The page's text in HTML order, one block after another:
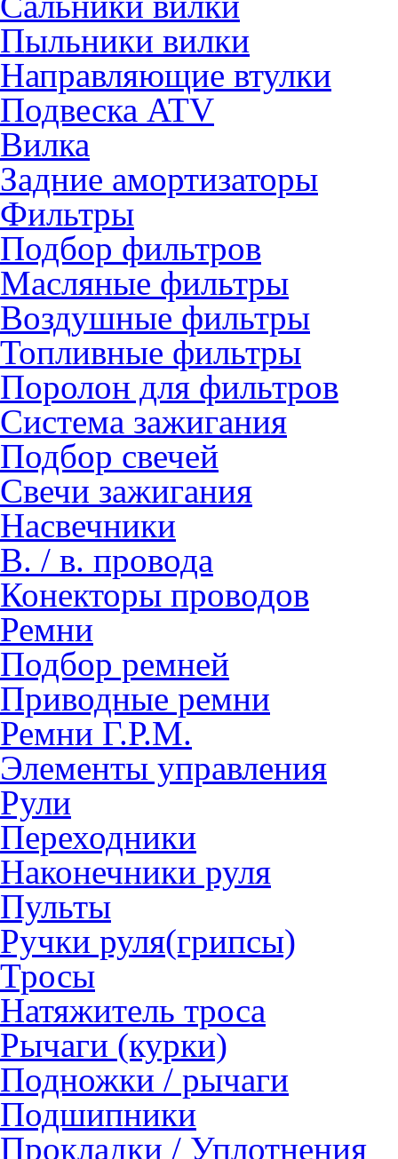
Пыльники вилки
Направляющие втулки
Подвеска ATV
Вилка
Задние амортизаторы
Фильтры
Подбор фильтров
Масляные фильтры
Воздушные фильтры
Топливные фильтры
Поролон для фильтров
Система зажигания
Подбор свечей
Свечи зажигания
Насвечники
В. / в. провода
Конекторы проводов
Ремни
Подбор ремней
Приводные ремни
Ремни Г.Р.М.
Элементы управления
Рули
Переходники
Наконечники руля
Пульты
Ручки руля(грипсы)
Тросы
Натяжитель троса
Рычаги (курки)
Подножки / рычаги
Подшипники
Прокладки / Уплотнения